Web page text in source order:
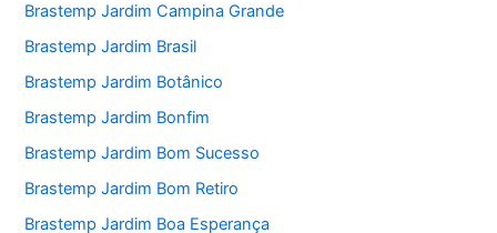
Brastemp Jardim Campina Grande
Brastemp Jardim Brasil
Brastemp Jardim Botânico
Brastemp Jardim Bonfim
Brastemp Jardim Bom Sucesso
Brastemp Jardim Bom Retiro
Brastemp Jardim Boa Esperança